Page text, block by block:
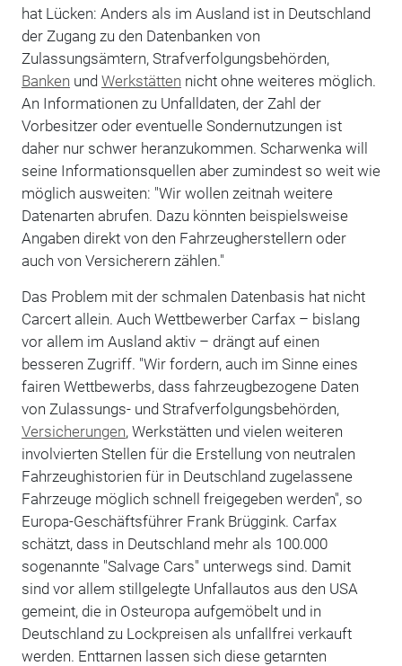
hat Lücken: Anders als im Ausland ist in Deutschland
der Zugang zu den Datenbanken von
Zulassungsämtern, Strafverfolgungsbehörden,
Banken und Werkstätten nicht ohne weiteres möglich.
An Informationen zu Unfalldaten, der Zahl der
Vorbesitzer oder eventuelle Sondernutzungen ist
daher nur schwer heranzukommen. Scharwenka will
seine Informationsquellen aber zumindest so weit wie
möglich ausweiten: "Wir wollen zeitnah weitere
Datenarten abrufen. Dazu könnten beispielsweise
Angaben direkt von den Fahrzeugherstellern oder
auch von Versicherern zählen."
Das Problem mit der schmalen Datenbasis hat nicht
Carcert allein. Auch Wettbewerber Carfax – bislang
vor allem im Ausland aktiv – drängt auf einen
besseren Zugriff. "Wir fordern, auch im Sinne eines
fairen Wettbewerbs, dass fahrzeugbezogene Daten
von Zulassungs- und Strafverfolgungsbehörden,
Versicherungen, Werkstätten und vielen weiteren
involvierten Stellen für die Erstellung von neutralen
Fahrzeughistorien für in Deutschland zugelassene
Fahrzeuge möglich schnell freigegeben werden", so
Europa-Geschäftsführer Frank Brüggink. Carfax
schätzt, dass in Deutschland mehr als 100.000
sogenannte "Salvage Cars" unterwegs sind. Damit
sind vor allem stillgelegte Unfallautos aus den USA
gemeint, die in Osteuropa aufgemöbelt und in
Deutschland zu Lockpreisen als unfallfrei verkauft
werden. Enttarnen lassen sich diese getarnten